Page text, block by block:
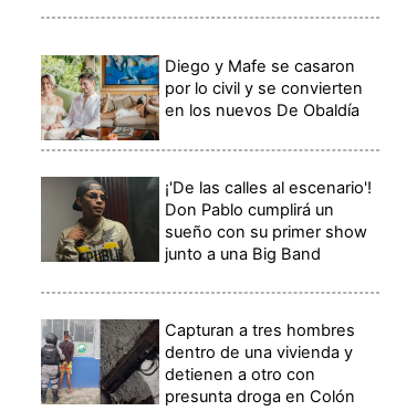
Diego y Mafe se casaron
por lo civil y se convierten
en los nuevos De Obaldía
¡'De las calles al escenario'!
Don Pablo cumplirá un
sueño con su primer show
junto a una Big Band
Capturan a tres hombres
dentro de una vivienda y
detienen a otro con
presunta droga en Colón